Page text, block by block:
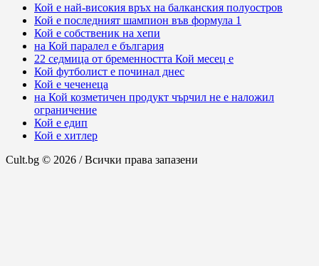
Кой е най-високия връх на балканския полуостров
Кой е последният шампион във формула 1
Кой е собственик на хепи
на Кой паралел е българия
22 седмица от бременността Кой месец е
Кой футболист е починал днес
Кой е чеченеца
на Кой козметичен продукт чърчил не е наложил
ограничение
Кой е едип
Кой е хитлер
Cult.bg © 2026 / Всички права запазени